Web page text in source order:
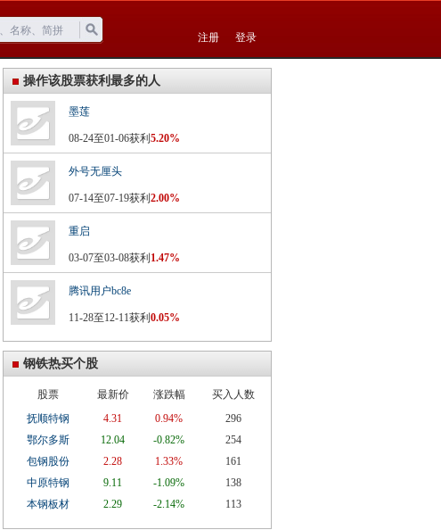
注册 登录
操作该股票获利最多的人
墨莲
08-24至01-06获利 5.20%
外号无厘头
07-14至07-19获利 2.00%
重启
03-07至03-08获利 1.47%
腾讯用户bc8e
11-28至12-11获利 0.05%
钢铁热买个股
股票 最新价 涨跌幅
买入人数
抚顺特钢
4.31 0.94%
296
鄂尔多斯
12.04 -0.82%
254
包钢股份
2.28 1.33%
161
中原特钢
9.11 -1.09%
138
本钢板材
2.29 -2.14% 113